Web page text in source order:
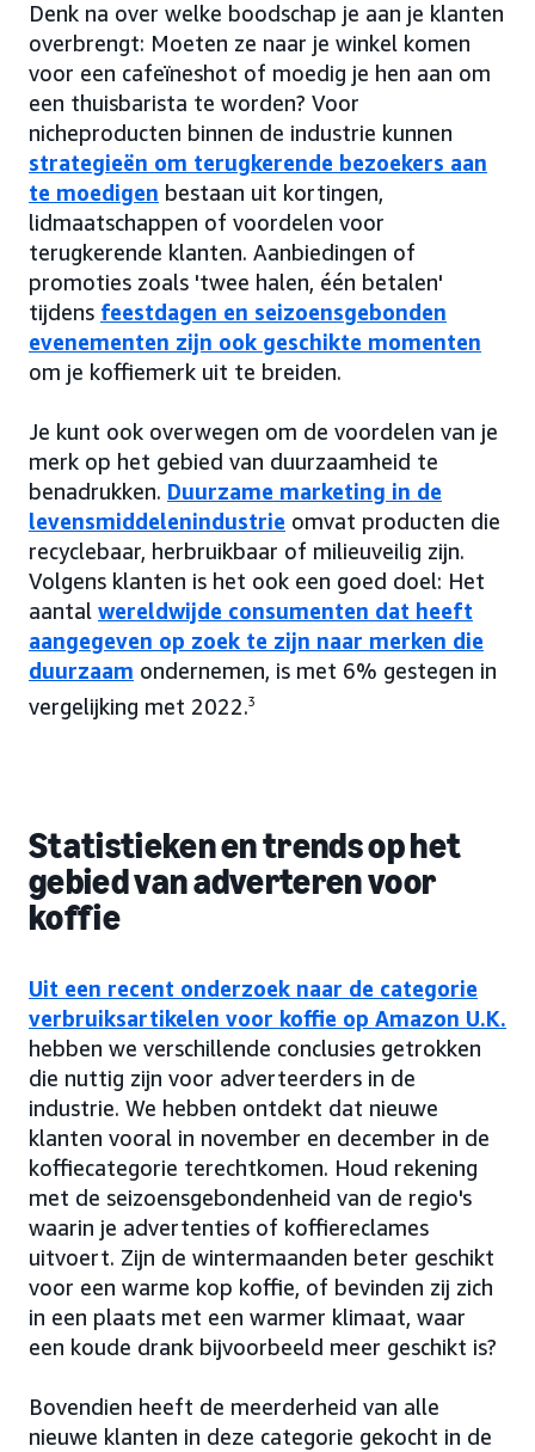
Denk na over welke boodschap je aan je klanten
overbrengt: Moeten ze naar je winkel komen
voor een cafeïneshot of moedig je hen aan om
een thuisbarista te worden? Voor
nicheproducten binnen de industrie kunnen
strategieën om terugkerende bezoekers aan
te moedigen bestaan uit kortingen,
lidmaatschappen of voordelen voor
terugkerende klanten. Aanbiedingen of
promoties zoals 'twee halen, één betalen'
tijdens feestdagen en seizoensgebonden
evenementen zijn ook geschikte momenten
om je koffiemerk uit te breiden.
Je kunt ook overwegen om de voordelen van je
merk op het gebied van duurzaamheid te
benadrukken. Duurzame marketing in de
levensmiddelenindustrie omvat producten die
recyclebaar, herbruikbaar of milieuveilig zijn.
Volgens klanten is het ook een goed doel: Het
aantal wereldwijde consumenten dat heeft
aangegeven op zoek te zijn naar merken die
duurzaam ondernemen, is met 6% gestegen in
vergelijking met 2022.3
Statistieken en trends op het
gebied van adverteren voor
koffie
Uit een recent onderzoek naar de categorie
verbruiksartikelen voor koffie op Amazon U.K.
hebben we verschillende conclusies getrokken
die nuttig zijn voor adverteerders in de
industrie. We hebben ontdekt dat nieuwe
klanten vooral in november en december in de
koffiecategorie terechtkomen. Houd rekening
met de seizoensgebondenheid van de regio's
waarin je advertenties of koffiereclames
uitvoert. Zijn de wintermaanden beter geschikt
voor een warme kop koffie, of bevinden zij zich
in een plaats met een warmer klimaat, waar
een koude drank bijvoorbeeld meer geschikt is?
Bovendien heeft de meerderheid van alle
nieuwe klanten in deze categorie gekocht in de